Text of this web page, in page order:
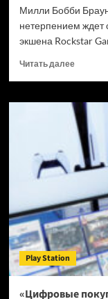
Милли Бобби
нетерпением ждет
экшена Rockstar
Читать далее
Звезда
сериала
«Очень
странные
дела»
Милли
Браун
Grand
Theft
Auto
Play Station
«Цифровые